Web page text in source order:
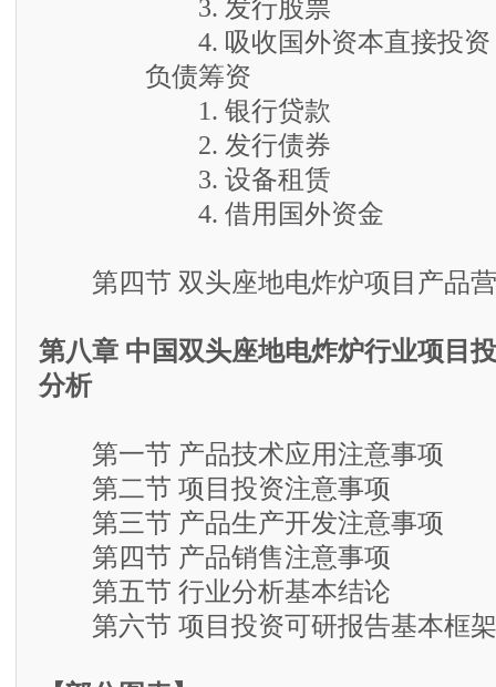
3. 发行股票
4. 吸收国外资本直接投资
负债筹资
1. 银行贷款
2. 发行债券
3. 设备租赁
4. 借用国外资金
第四节 双头座地电炸炉项目产品
第八章 中国双头座地电炸炉行业项目
分析
第一节 产品技术应用注意事项
第二节 项目投资注意事项
第三节 产品生产开发注意事项
第四节 产品销售注意事项
第五节 行业分析基本结论
第六节 项目投资可研报告基本框架